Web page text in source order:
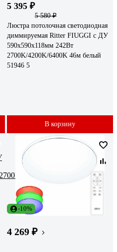
5 395 ₽
5 580 ₽
Люстра потолочная светодиодная
диммируемая Ritter FIUGGI с ДУ
590x590x118мм 242Вт
2700K/4200K/6400K 46м белый
51946 5
В корзину
-10%
4 269 ₽